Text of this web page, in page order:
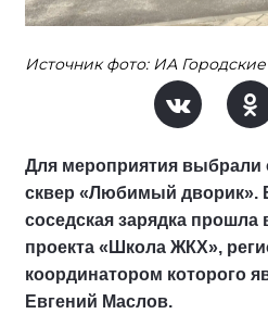
Источник фото: ИА
Для мероприятия выбрали
сквер «Любимый дворик».
соседская зарядка прошла
проекта «Школа ЖКХ»,
координатором которого
Евгений Маслов.